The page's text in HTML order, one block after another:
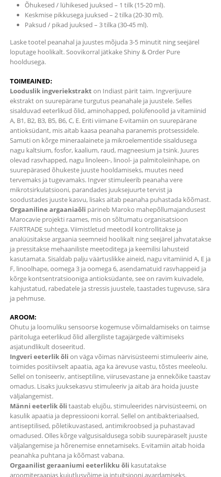
Õhukesed / lühikesed juuksed – 1 tilk (15-20 ml).
Keskmise pikkusega juuksed – 2 tilka (20-30 ml).
Paksud / pikad juuksed – 3 tilka (30-45 ml).
Laske tootel peanahal ja juustes mõjuda 3-5 minutit ning seejärel
loputage hoolikalt. Soovikorral jätkake Shiny & Order Pure
hooldusega.
TOIMEAINED:
Looduslik ingveriekstrakt on Indiast pärit taim. Ingverijuure
ekstrakt on suurepärane turgutus peanahale ja juustele. Selles
sisalduvad eeterlikud õlid, aminohapped, polüfenoolid ja vitamiinid
A, B1, B2, B3, B5, B6, C, E. Eriti viimane E-vitamiin on suurepärane
antioksüdant, mis aitab kaasa peanaha paranemis protsessidele.
Samuti on kõrge mineraalainete ja mikroelementide sisaldusega
nagu kaltsium, fosfor, kaalium, raud, magneesium ja tsink. Juures
olevad rasvhapped, nagu linoleen-, linool- ja palmitoleiinhape, on
suurepärased õhukeste juuste hooldamiseks, muutes need
tervemaks ja tugevamaks. Ingver stimuleerib peanaha vere
mikrotsirkulatsiooni, parandades juuksejuurte tervist ja
soodustades juuste kasvu, lisaks aitab peanaha puhastada kõõmast.
Orgaaniline argaaniaõli pärineb Maroko mahepõllumajandusest
Marocavie projekti raames, mis on sõltumatu organisatsioon
FAIRTRADE suhtega. Viimistletud meetodil kontrollitakse ja
analüüsitakse argaania seemneid hoolikalt ning seejärel jahvatatakse
ja pressitakse mehaaniliste meetoditega ja keemilisi lahusteid
kasutamata. Sisaldab palju väärtuslikke aineid, nagu vitamiinid A, E ja
F, linoolhape, oomega 3 ja oomega 6, asendamatuid rasvhappeid ja
kõrge kontsentratsiooniga antioksüdante, see on ravim kuivadele,
kahjustatud, rabedatele ja stressis juustele, taastades tugevuse, sära
ja pehmuse.
AROOM:
Ohutu ja loomuliku sensoorse kogemuse võimaldamiseks on taimse
päritoluga eeterlikud õlid allergiliste tagajärgede vältimiseks
asjatundlikult doseeritud.
Ingveri eeterlik õli on väga võimas närvisüsteemi stimuleeriv aine,
toimides positiivselt apaatia, aga ka ärevuse vastu, tõstes meeleolu.
Sellel on toniseeriv, antiseptiline, viirusevastane ja ennekõike taastav
omadus. Lisaks juuksekasvu stimuleeriv ja aitab ära hoida juuste
väljalangemist.
Männi eeterlik õli taastab elujõu, stimuleerides närvisüsteemi, on
kasulik apaatia ja depressiooni korral. Sellel on antibakteriaalsed,
antiseptilised, põletikuvastased, antimikroobsed ja puhastavad
omadused. Olles kõrge valgusisaldusega sobib suurepäraselt juuste
väljalangemise ja hõrenemise ennetamiseks. E-vitamiin aitab hoida
peanahka puhtana ja kõõmast vabana.
Orgaanilist geraaniumi eeterlikku õli kasutatakse
aroomiteraapias kujutlusvõime ja intuitsiooni avardamiseks.